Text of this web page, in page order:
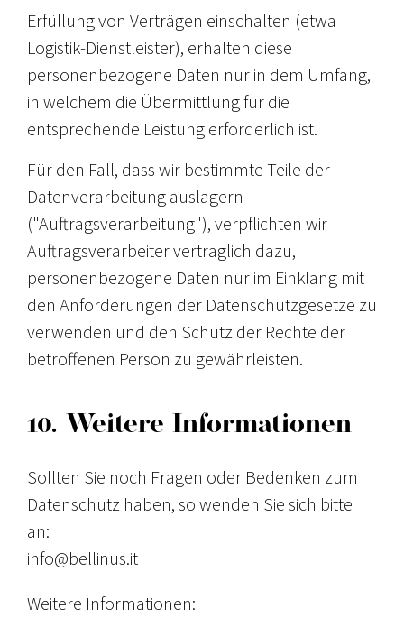
Erfüllung von Verträgen einschalten (etwa
Logistik-Dienstleister), erhalten diese
personenbezogene Daten nur in dem Umfang,
in welchem die Übermittlung für die
entsprechende Leistung erforderlich ist.
Für den Fall, dass wir bestimmte Teile der
Datenverarbeitung auslagern
("Auftragsverarbeitung"), verpflichten wir
Auftragsverarbeiter vertraglich dazu,
personenbezogene Daten nur im Einklang mit
den Anforderungen der Datenschutzgesetze zu
verwenden und den Schutz der Rechte der
betroffenen Person zu gewährleisten.
10. Weitere Informationen
Sollten Sie noch Fragen oder Bedenken zum
Datenschutz haben, so wenden Sie sich bitte
an:
info@bellinus.it
Weitere Informationen: